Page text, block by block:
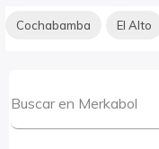
Cochabamba El Alto